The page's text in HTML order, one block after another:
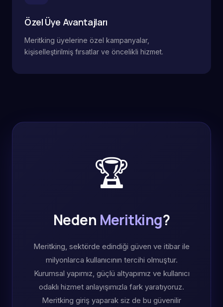
Özel Üye Avantajları
Meritking üyelerine özel kampanyalar,
kişiselleştirilmiş fırsatlar ve öncelikli hizmet.
🏆
Neden Meritking?
Meritking, sektörde edindiği güven ve itibar ile
milyonlarca kullanıcının tercihi olmuştur.
Kurumsal yapımız, güçlü altyapımız ve kullanıcı
odaklı hizmet anlayışımızla fark yaratıyoruz.
Meritking giriş yaparak siz de bu güvenilir